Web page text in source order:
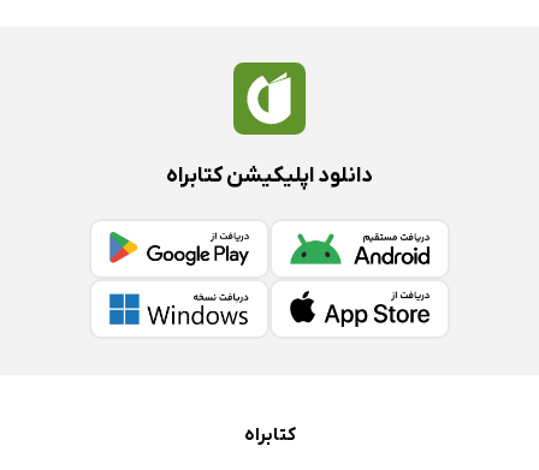
دانلود اپلیکیشن کتابراه
کتابراه